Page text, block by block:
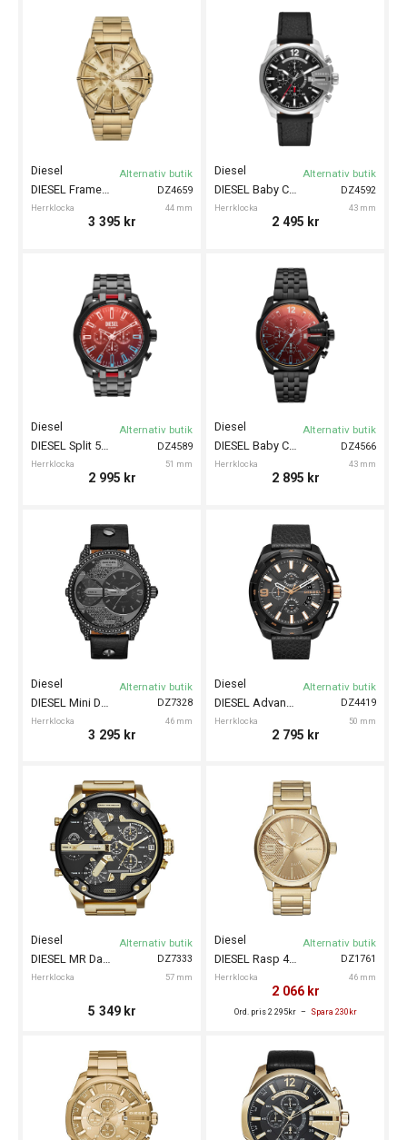
DZ4659
Diesel
Herrklocka 44 mm
DIESEL Framed 44mm
Alternativ butik
3 395 kr
DZ4592
Diesel
Herrklocka 43 mm
DIESEL Baby Chief 43mm
Alternativ butik
2 495 kr
DZ4589
Diesel
Herrklocka 51 mm
DIESEL Split 51mm
Alternativ butik
2 995 kr
DZ4566
Diesel
Herrklocka 43 mm
DIESEL Baby Chief 43mm
Alternativ butik
2 895 kr
DZ7328
Diesel
Herrklocka 46 mm
Alternativ butik
3 295 kr
DZ4419
Diesel
Herrklocka 50 mm
Alternativ butik
2 795 kr
DZ7333
Diesel
Herrklocka 57 mm
Alternativ butik
5 349 kr
DZ1761
Diesel
Herrklocka 46 mm
DIESEL Rasp 46mm
Alternativ butik
2 066 kr
Ord. pris 2 295kr Spara 230kr